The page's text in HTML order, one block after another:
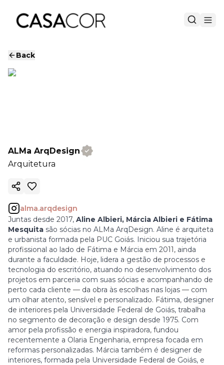
Back
ALMa ArqDesign
Arquitetura
Copy ink
alma.arqdesign
Juntas desde 2017, Aline Albieri, Márcia Albieri e Fátima
Mesquita são sócias no ALMa ArqDesign. Aline é arquiteta
e urbanista formada pela PUC Goiás. Iniciou sua trajetória
profissional ao lado de Fátima e Márcia em 2011, ainda
durante a faculdade. Hoje, lidera a gestão de processos e
tecnologia do escritório, atuando no desenvolvimento dos
projetos em parceria com suas sócias e acompanhando de
perto cada cliente — da obra às escolhas nas lojas — com
um olhar atento, sensível e personalizado. Fátima, designer
de interiores pela Universidade Federal de Goiás, trabalha
no segmento de decoração e design desde 1975. Com
amor pela profissão e energia inspiradora, fundou
recentemente a Olaria Engenharia, empresa focada em
reformas personalizadas. Márcia também é designer de
interiores, formada pela Universidade Federal de Goiás, e